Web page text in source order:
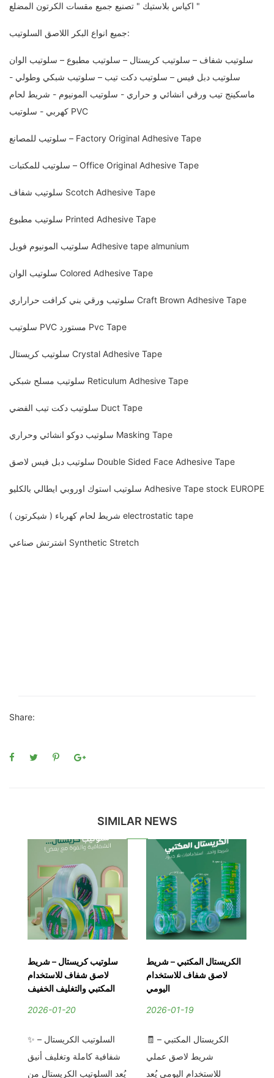
اكياس بلاستيك " تصنيع جميع مقسات الكرتون المضلع "
جميع انواع البكر اللاصق السلوتيب:
سلوتيب شفاف – سلوتيب كريستال – سلوتيب مطبوع – سلوتيب الوان
سلوتيب دبل فيس – سلوتيب دكت تيب – سلوتيب شبكي وطولي -
ماسكينج تيب ورقي انشائي و حراري - سلوتيب المونيوم - شريط لحام
كهربي - سلوتيب PVC
سلوتيب للمصانع – Factory Original Adhesive Tape
سلوتيب للمكتبات – Office Original Adhesive Tape
سلوتيب شفاف Scotch Adhesive Tape
سلوتيب مطبوع Printed Adhesive Tape
سلوتيب المونيوم فويل Adhesive tape almunium
سلوتيب الوان Colored Adhesive Tape
سلوتيب ورقي بني كرافت حراراري Craft Brown Adhesive Tape
سلوتيب PVC مستورد Pvc Tape
سلوتيب كريستال Crystal Adhesive Tape
سلوتيب مسلح شبكي Reticulum Adhesive Tape
سلوتيب دكت تيب الفضي Duct Tape
سلوتيب دوكو انشائي وحراري Masking Tape
سلوتيب دبل فيس لاصق Double Sided Face Adhesive Tape
سلوتيب استوك اوروبي ايطالي بالكليو Adhesive Tape stock EUROPE
شريط لحام كهرباء ( شيكرتون ) electrostatic tape
اشترتش صناعي Synthetic Stretch
Share:
SIMILAR NEWS
سلوتيب كريستال – شريط
لاصق شفاف للاستخدام
المكتبي والتغليف الخفيف
2026-01-20
✨ السلوتيب الكريستال –
شفافية كاملة وتغليف أنيق
يُعد السلوتيب الكريستال من
الكريستال المكتبي – شريط
لاصق شفاف للاستخدام
اليومي
2026-01-19
🧾 الكريستال المكتبي –
شريط لاصق عملي
للاستخدام اليومي يُعد